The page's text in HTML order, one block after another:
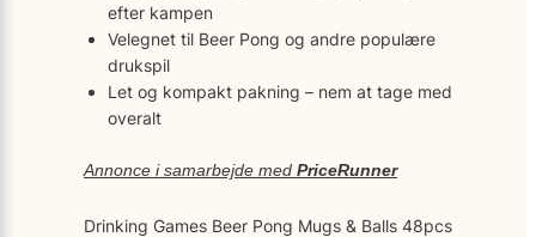
efter kampen
Velegnet til Beer Pong og andre populære
drukspil
Let og kompakt pakning – nem at tage med
overalt
Annonce i samarbejde med PriceRunner
Drinking Games Beer Pong Mugs & Balls 48pcs